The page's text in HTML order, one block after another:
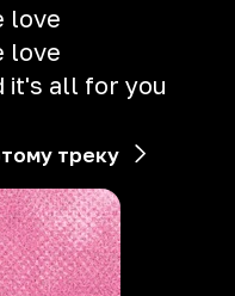
love
love
it's all for you
треку